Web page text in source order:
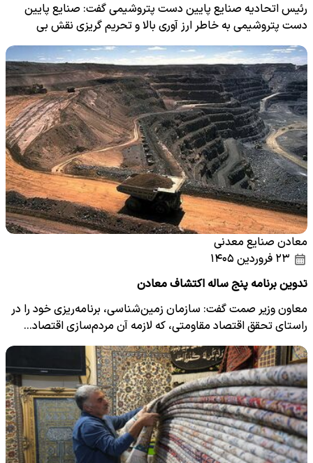
رئیس اتحادیه صنایع پایین دست پتروشیمی گفت: صنایع پایین
دست پتروشیمی به خاطر ارز آوری بالا و تحریم گریزی نقش بی
بدیلی…
معادن صنایع معدنی
تدوین برنامه پنج ساله اکتشاف معادن
معاون وزیر صمت گفت: سازمان زمین‌شناسی، برنامه‌ریزی خود را در
راستای تحقق اقتصاد مقاومتی، که لازمه آن مردم‌سازی اقتصاد…